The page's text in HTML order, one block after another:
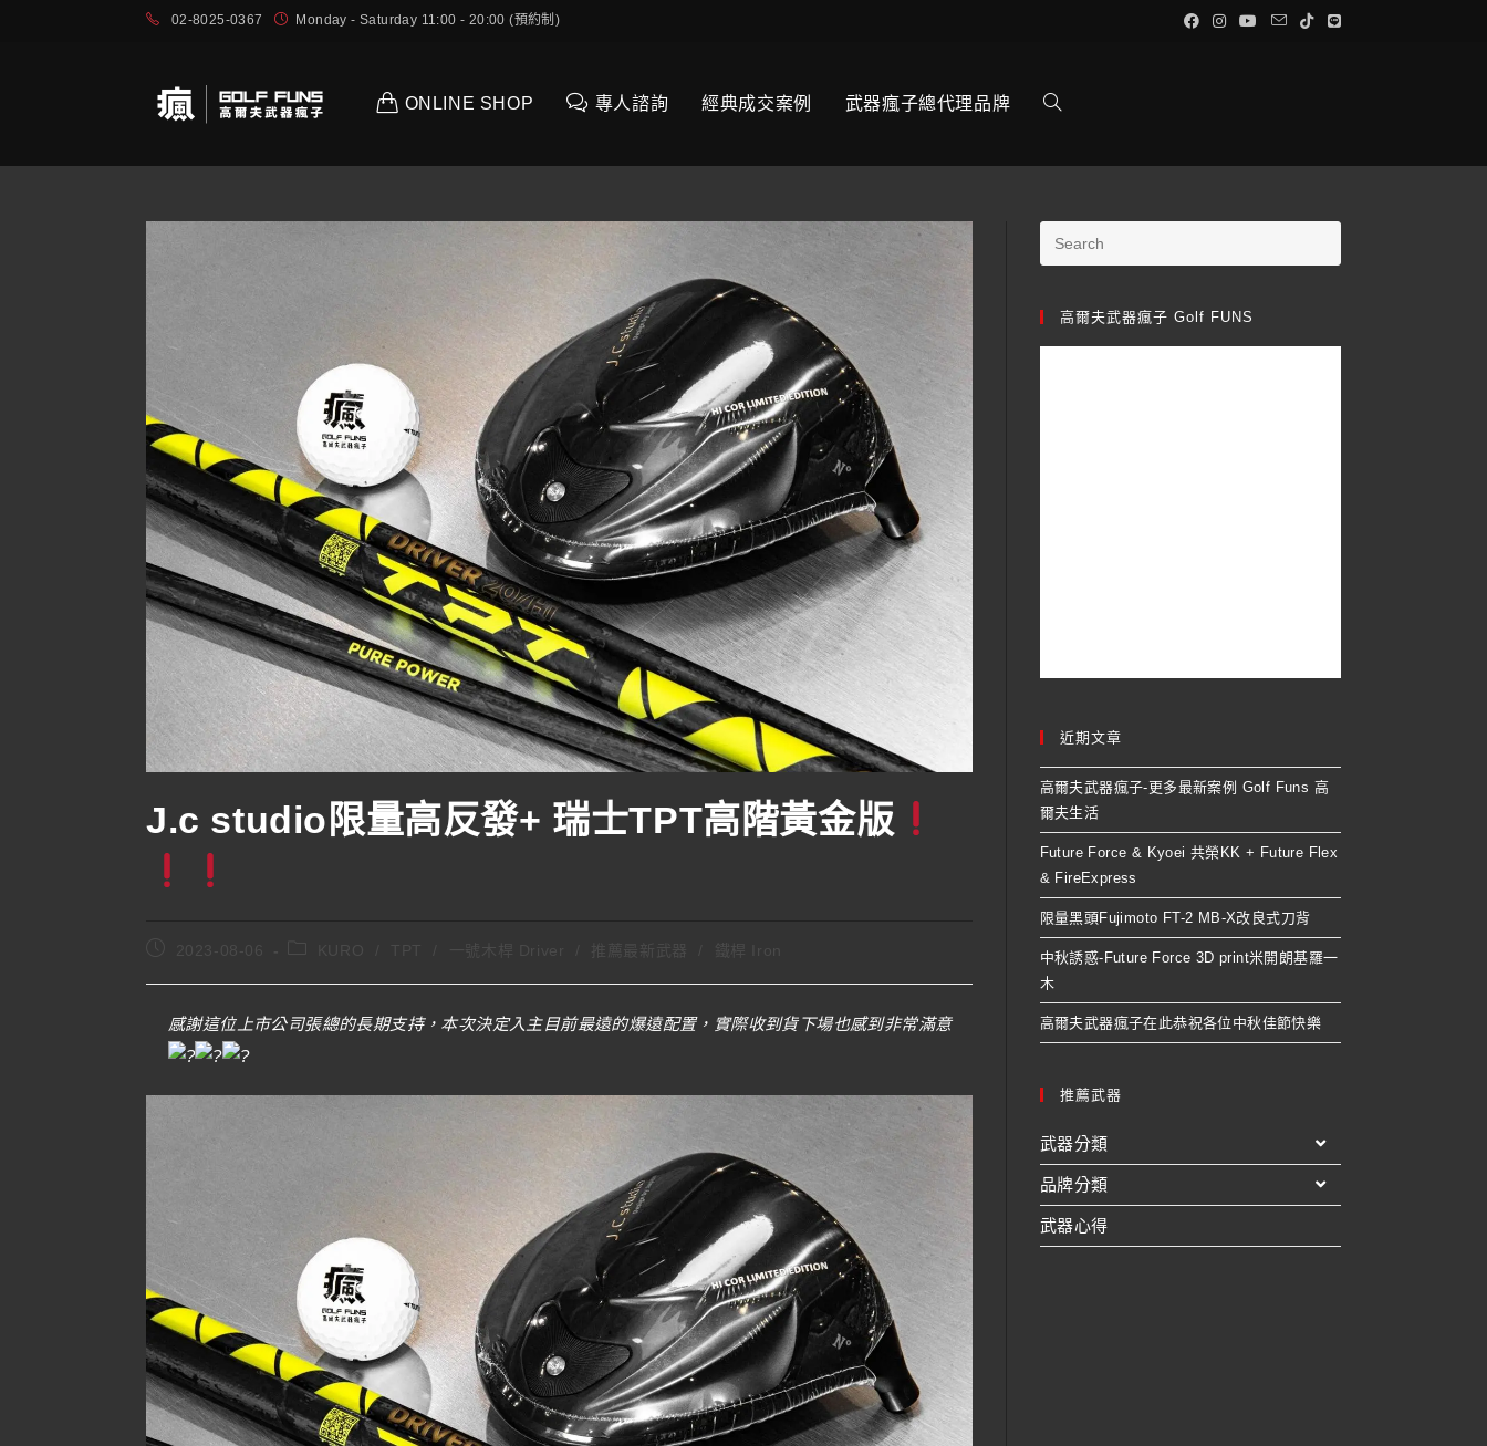
02-8025-0367 Monday - Saturday 11:00 - 20:00 (預約制)
ONLINE SHOP 專人諮詢 經典成交案例 武器瘋子總代理品牌
J.c studio限量高反發+ 瑞士TPT高階黃金版
2023-08-06 KURO 鐵桿 Iron
感謝這位上市公司張總的長期支持，本次決定入主目前最遠的爆遠配置，實際收到貨下場也感到非常滿意
高爾夫武器瘋子 Golf FUNS
近期文章
高爾夫武器瘋子-更多最新案例 Golf Funs 高
爾夫生活
Future Force & Kyoei 共榮KK + Future Flex
& FireExpress
限量黑頭Fujimoto FT-2 MB-X改良式刀背
中秋誘惑-Future Force 3D print米開朗基羅一
木
高爾夫武器瘋子在此恭祝各位中秋佳節快樂
推薦武器
武器分類
品牌分類
武器心得